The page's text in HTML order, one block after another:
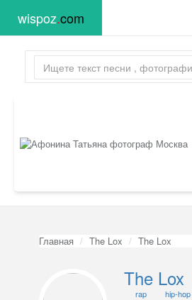
wispoz.com
Главная The Lox The Lox
The Lox
rap hip-hop